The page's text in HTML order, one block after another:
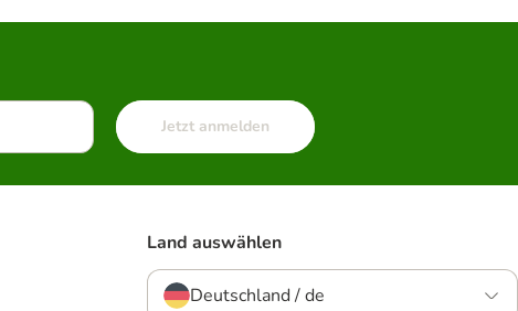
Jetzt anmelden
Land auswählen
Deutschland / de